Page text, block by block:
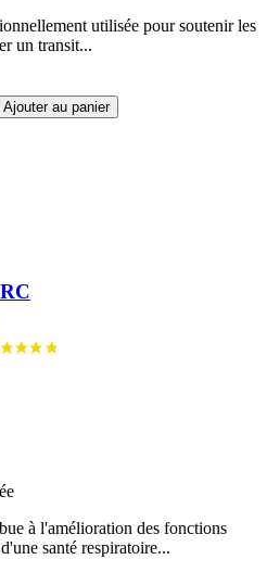
utilisée pour soutenir les
un transit...
Ajouter au panier
à l'amélioration des fonctions
santé respiratoire...